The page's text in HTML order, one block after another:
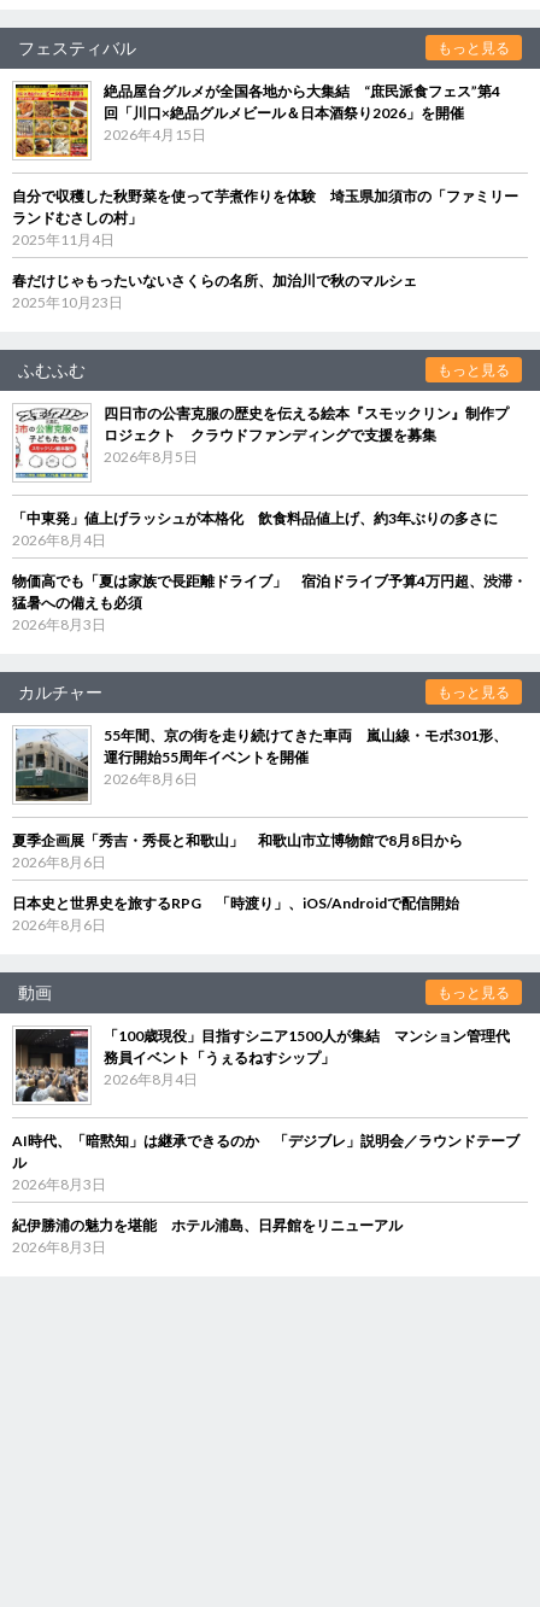
フェスティバル もっと見る
絶品屋台グルメが全国各地から大集結 “庶民派食フェス”第4
回「川口×絶品グルメビール＆日本酒祭り2026」を開催
2026年4月15日
自分で収穫した秋野菜を使って芋煮作りを体験 埼玉県加須市の「ファミリー
ランドむさしの村」
2025年11月4日
春だけじゃもったいないさくらの名所、加治川で秋のマルシェ
2025年10月23日
ふむふむ もっと見る
四日市の公害克服の歴史を伝える絵本『スモックリン』制作プ
ロジェクト クラウドファンディングで支援を募集
2026年8月5日
「中東発」値上げラッシュが本格化 飲食料品値上げ、約3年ぶりの多さに
2026年8月4日
物価高でも「夏は家族で長距離ドライブ」 宿泊ドライブ予算4万円超、渋滞・
猛暑への備えも必須
2026年8月3日
カルチャー もっと見る
55年間、京の街を走り続けてきた車両 嵐山線・モボ301形、
運行開始55周年イベントを開催
2026年8月6日
夏季企画展「秀吉・秀長と和歌山」 和歌山市立博物館で8月8日から
2026年8月6日
日本史と世界史を旅するRPG 「時渡り」、iOS/Androidで配信開始
2026年8月6日
動画 もっと見る
「100歳現役」目指すシニア1500人が集結 マンション管理代
務員イベント「うぇるねすシップ」
2026年8月4日
AI時代、「暗黙知」は継承できるのか 「デジブレ」説明会／ラウンドテーブ
ル
2026年8月3日
紀伊勝浦の魅力を堪能 ホテル浦島、日昇館をリニューアル
2026年8月3日